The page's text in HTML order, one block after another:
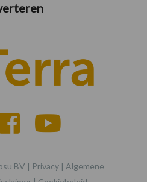
BV | Privacy | Algemene